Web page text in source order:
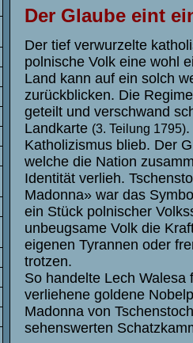
Der Glaube eint
Der tief verwurzelte
polnische Volk eine wohl
Land kann auf ein solch
zurückblicken. Die
geteilt und verschwand
Landkarte (3. Teilung 1795).
Katholizismus blieb. Der
welche die Nation
Identität verlieh.
Madonna» war das
ein Stück polnischer
unbeugsame Volk die
eigenen Tyrannen oder
trotzen.
So handelte Lech Walesa
verliehene goldene
Madonna von
sehenswerten